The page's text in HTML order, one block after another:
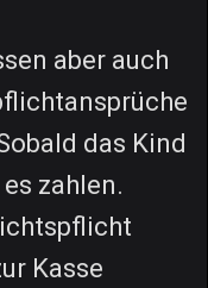
aber auch
das Kind
zahlen.
Kasse